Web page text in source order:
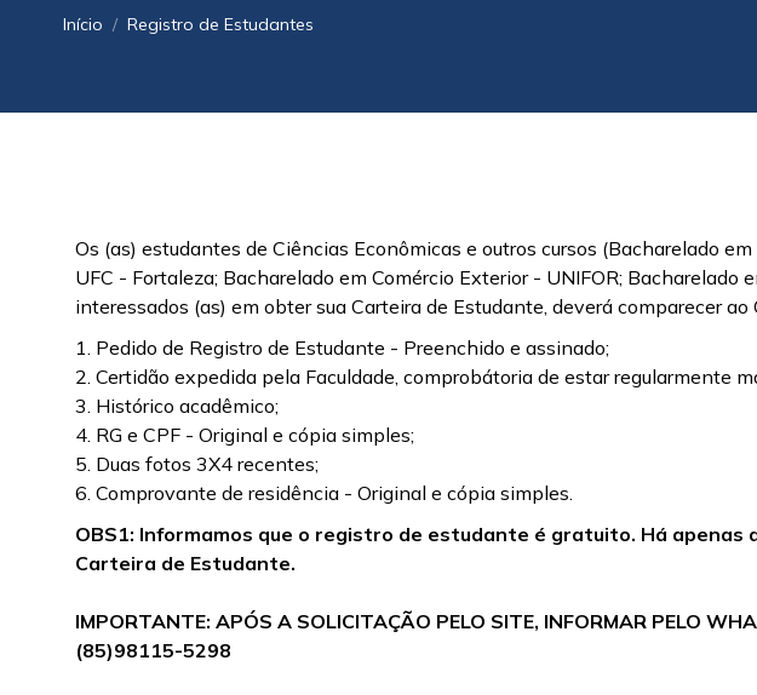
Você está aqui:
Início Registro de Estudantes
Os (as) estudantes de Ciências Econômicas e outros cursos (Bacharelado
UFC - Fortaleza; Bacharelado em Comércio Exterior - UNIFOR; Bacharelado
interessados (as) em obter sua Carteira de Estudante, deverá comparecer
1. Pedido de Registro de Estudante - Preenchido e assinado;
2. Certidão expedida pela Faculdade, comprobátoria de estar regularmente
3. Histórico acadêmico;
4. RG e CPF - Original e cópia simples;
5. Duas fotos 3X4 recentes;
6. Comprovante de residência - Original e cópia simples.
OBS1: Informamos que o registro de estudante é gratuito. Há
Carteira de Estudante.
IMPORTANTE: APÓS A SOLICITAÇÃO PELO SITE, INFORMAR PELO
(85)98115-5298